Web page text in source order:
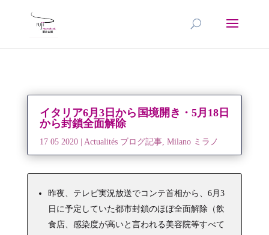
イタリア6月3日から国境開き・5月18日
から封鎖全面解除
17 05 2020| Actualités ブログ記事, Milano ミラノ
昨夜、テレビ実況放送でコンテ首相から、6月3
日に予定していた都市封鎖のほぼ全面解除（飲
食店、感染度が高いと言われる美容院等すべて